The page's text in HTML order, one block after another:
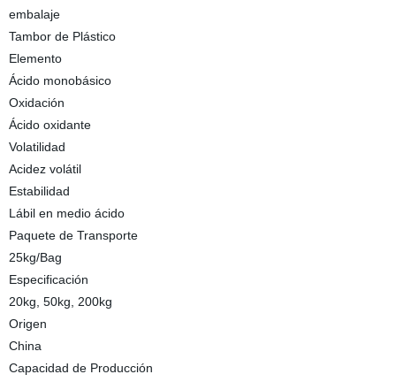
embalaje
Tambor de Plástico
Elemento
Ácido monobásico
Oxidación
Ácido oxidante
Volatilidad
Acidez volátil
Estabilidad
Lábil en medio ácido
Paquete de Transporte
25kg/Bag
Especificación
20kg, 50kg, 200kg
Origen
China
Capacidad de Producción